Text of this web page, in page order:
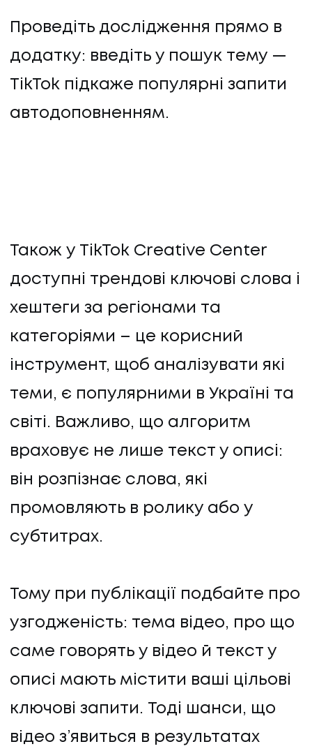
Проведіть дослідження прямо в
додатку: введіть у пошук тему —
TikTok підкаже популярні запити
автодоповненням.
Також у TikTok Creative Center
доступні трендові ключові слова і
хештеги за регіонами та
категоріями – це корисний
інструмент, щоб аналізувати які
теми, є популярними в Україні та
світі. Важливо, що алгоритм
враховує не лише текст у описі:
він розпізнає слова, які
промовляють в ролику або у
субтитрах.
Тому при публікації подбайте про
узгодженість: тема відео, про що
саме говорять у відео й текст у
описі мають містити ваші цільові
ключові запити. Тоді шанси, що
відео з’явиться в результатах